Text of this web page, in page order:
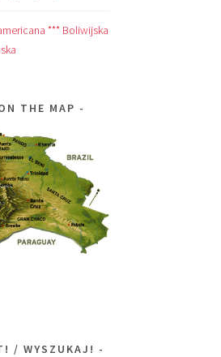
*** Boliwijska
THE MAP
/ WYSZUKAJ!